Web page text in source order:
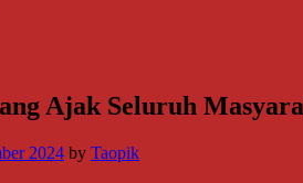
Ajak Seluruh
2024 by Taopik